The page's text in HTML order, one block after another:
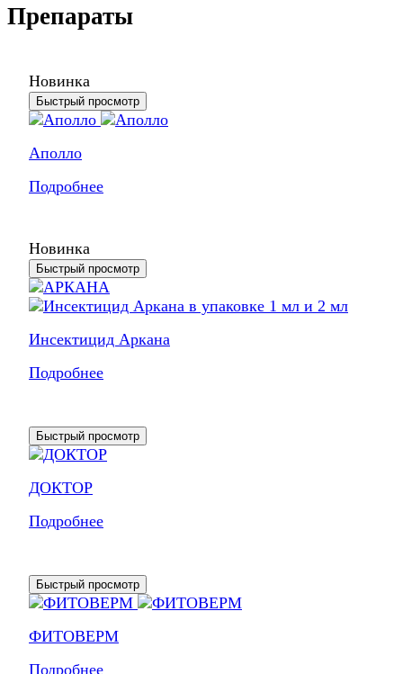
Препараты
Новинка
Быстрый просмотр
Аполло
Подробнее
Новинка
Быстрый просмотр
Инсектицид Аркана
Подробнее
Быстрый просмотр
ДОКТОР
Подробнее
Быстрый просмотр
ФИТОВЕРМ
Подробнее